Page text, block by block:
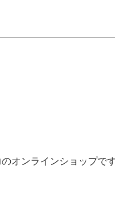
オンラインショップで